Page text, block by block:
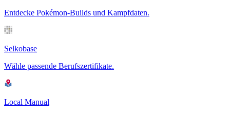
Entdecke Pokémon-Builds und Kampfdaten.
Selkobase
Wähle passende Berufszertifikate.
Local Manual